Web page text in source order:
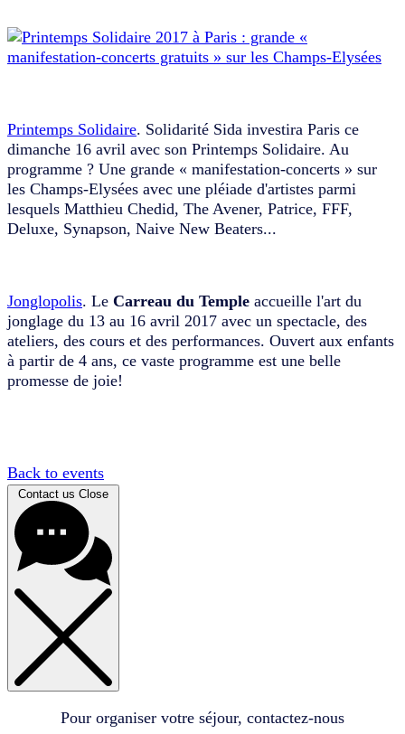
Printemps Solidaire. Solidarité Sida investira Paris ce
dimanche 16 avril avec son Printemps Solidaire. Au
programme ? Une grande « manifestation-concerts » sur
les Champs-Elysées avec une pléiade d'artistes parmi
lesquels Matthieu Chedid, The Avener, Patrice, FFF,
Deluxe, Synapson, Naive New Beaters...
Jonglopolis. Le Carreau du Temple accueille l'art du
jonglage du 13 au 16 avril 2017 avec un spectacle, des
ateliers, des cours et des performances. Ouvert aux enfants
à partir de 4 ans, ce vaste programme est une belle
promesse de joie!
Back to events
Contact us Close
Pour organiser votre séjour, contactez-nous